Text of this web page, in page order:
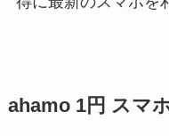
ahamo 1円 スマ